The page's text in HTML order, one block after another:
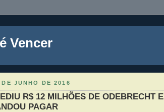
Vencer
JUNHO DE 2016
R$ 12 MILHÕES DE ODEBRECHT E
PAGAR